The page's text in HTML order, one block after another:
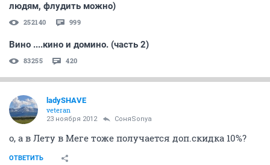
людям, флудить можно)
252140 999
Вино ....кино и домино. (часть 2)
83255 420
ladySHAVE
veteran
23 ноября 2012 СоняSonya
о, а в Лету в Меге тоже получается доп.скидка 10%?
ОТВЕТИТЬ